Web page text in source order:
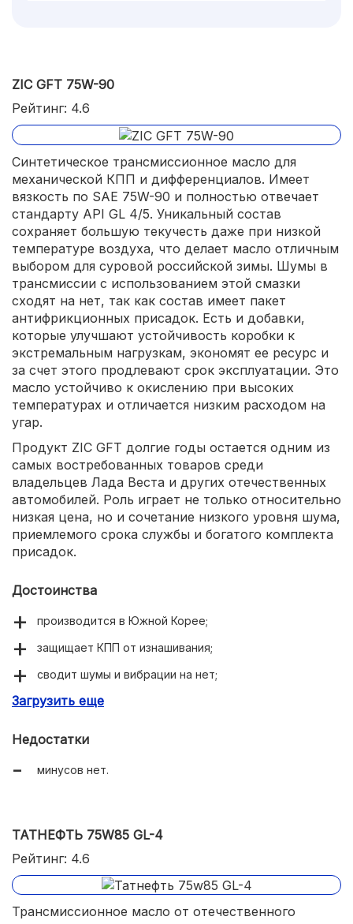
ZIC GFT 75W-90
Рейтинг: 4.6
Синтетическое трансмиссионное масло для
механической КПП и дифференциалов. Имеет
вязкость по SAE 75W-90 и полностью отвечает
стандарту API GL 4/5. Уникальный состав
сохраняет большую текучесть даже при низкой
температуре воздуха, что делает масло отличным
выбором для суровой российской зимы. Шумы в
трансмиссии с использованием этой смазки
сходят на нет, так как состав имеет пакет
антифрикционных присадок. Есть и добавки,
которые улучшают устойчивость коробки к
экстремальным нагрузкам, экономят ее ресурс и
за счет этого продлевают срок эксплуатации. Это
масло устойчиво к окислению при высоких
температурах и отличается низким расходом на
угар.
Продукт ZIC GFT долгие годы остается одним из
самых востребованных товаров среди
владельцев Лада Веста и других отечественных
автомобилей. Роль играет не только относительно
низкая цена, но и сочетание низкого уровня шума,
приемлемого срока службы и богатого комплекта
присадок.
Достоинства
производится в Южной Корее;
защищает КПП от изнашивания;
сводит шумы и вибрации на нет;
относительно низкая стоимость;
Загрузить еще
Недостатки
минусов нет.
ТАТНЕФТЬ 75W85 GL-4
Рейтинг: 4.6
Трансмиссионное масло от отечественного